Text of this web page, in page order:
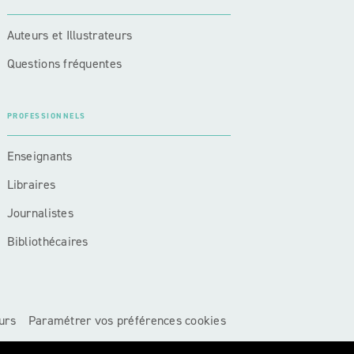
Auteurs et Illustrateurs
Questions fréquentes
PROFESSIONNELS
Enseignants
Libraires
Journalistes
Bibliothécaires
Paramétrer vos préférences cookies